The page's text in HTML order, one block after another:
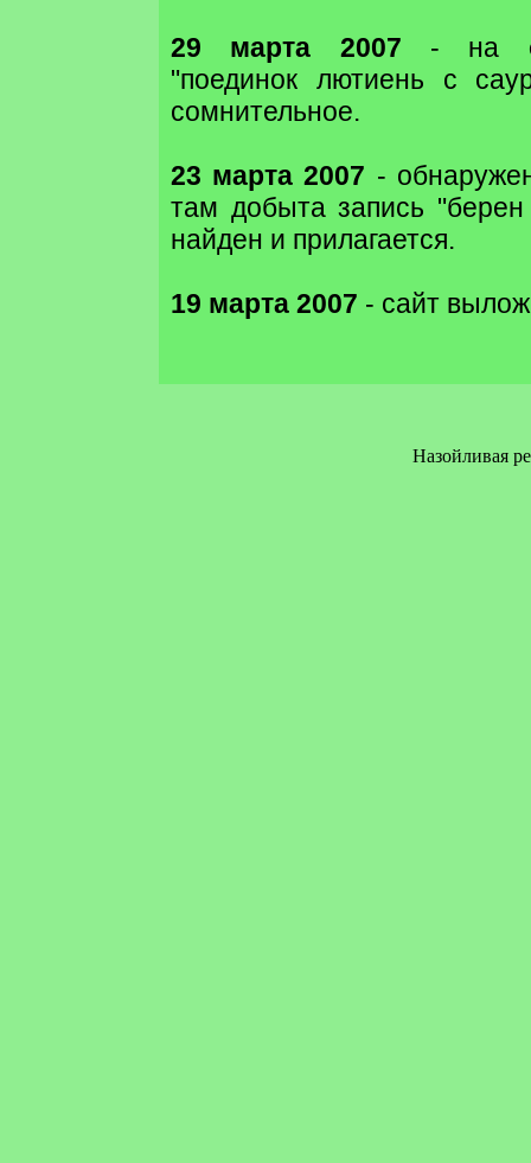
29 марта 2007 - на
"поединок лютиень с
сомнительное.
23 марта 2007 -
там добыта запись
найден и прилагается.
19 марта 2007 - сайт
Назойливая